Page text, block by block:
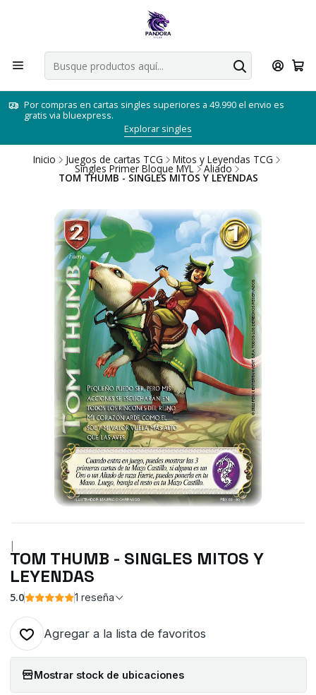
Por compras en cartas singles superiores a 49.990 el envio es
gratis via bluexpress.
Explorar singles
Inicio Juegos de cartas TCG Mitos y Leyendas TCG
Singles Primer Bloque MYL Aliado
TOM THUMB - SINGLES MITOS Y LEYENDAS
|
TOM THUMB - SINGLES MITOS Y
LEYENDAS
5.0 1 reseña
Agregar a la lista de favoritos
Mostrar stock de ubicaciones